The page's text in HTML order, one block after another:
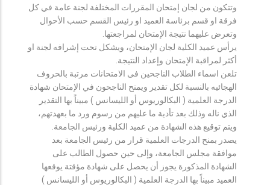
وتتكون من لجان إمتحان المقررات المختلفة لجنة عامة في كل
فرقة او قسم برئاسة العميد او رئيس القسم حسب الأحوال
وتعرض عليهما نتيجة الإمتحان لمراجعتها.
يرأس عميد الكلية لجان الإمتحان، ويشكل تحت إشرافه لجنة او
أكثر لمراقبة الإمتحان وإعداد النتيجة.
تلعن اسماء الطلاب الناجحين فى الامتحانات مرتبة بالحروف
الهجائيه بالنسبة لكل تقدير ويمنح الناجحون في الإمتحان شهادة
الدرجة العلمية ( البكالوريوس أو الليسانس ) مبيناً بها التقدير
الذي ناله وذلك بعد تأدية ما عليهم من رسوم ورد ما بعهدتهم،
ويتم توقيع هذه الشهادة من عميد الكلية ورئيس الجامعة.
يصدر بمنح الدرجات العلمية قرار من رئيس الجامعة بعد
موافقة مجلس الجامعة، وإلى حين حصول الطالب على
الشهادة المذكورة يجوز أن يحصل على شهادة مؤقتة يوقعها
العميد مبيناً بها الدرجة العلمية ( البكالوريوس أو الليسانس )